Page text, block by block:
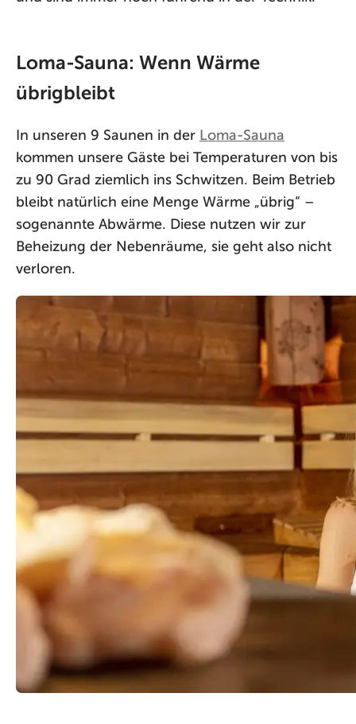
Loma-Sauna: Wenn Wärme
übrigbleibt
In unseren 9 Saunen in der Loma-Sauna
kommen unsere Gäste bei Temperaturen von bis
zu 90 Grad ziemlich ins Schwitzen. Beim Betrieb
bleibt natürlich eine Menge Wärme „übrig“ –
sogenannte Abwärme. Diese nutzen wir zur
Beheizung der Nebenräume, sie geht also nicht
verloren.